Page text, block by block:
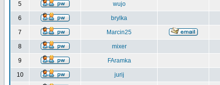
5 wujo
6 brylka
7 Marcin25
8 mixer
9 FAramka
10 jurij